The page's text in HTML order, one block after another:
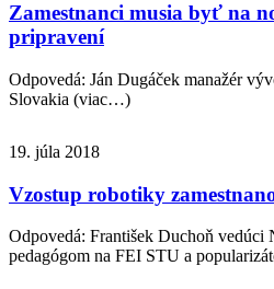
Zamestnanci musia byť na
pripravení
Odpovedá: Ján Dugáček manažér
Slovakia (viac…)
19. júla 2018
Vzostup robotiky
Odpovedá: František Duchoň vedúci
pedagógom na FEI STU a